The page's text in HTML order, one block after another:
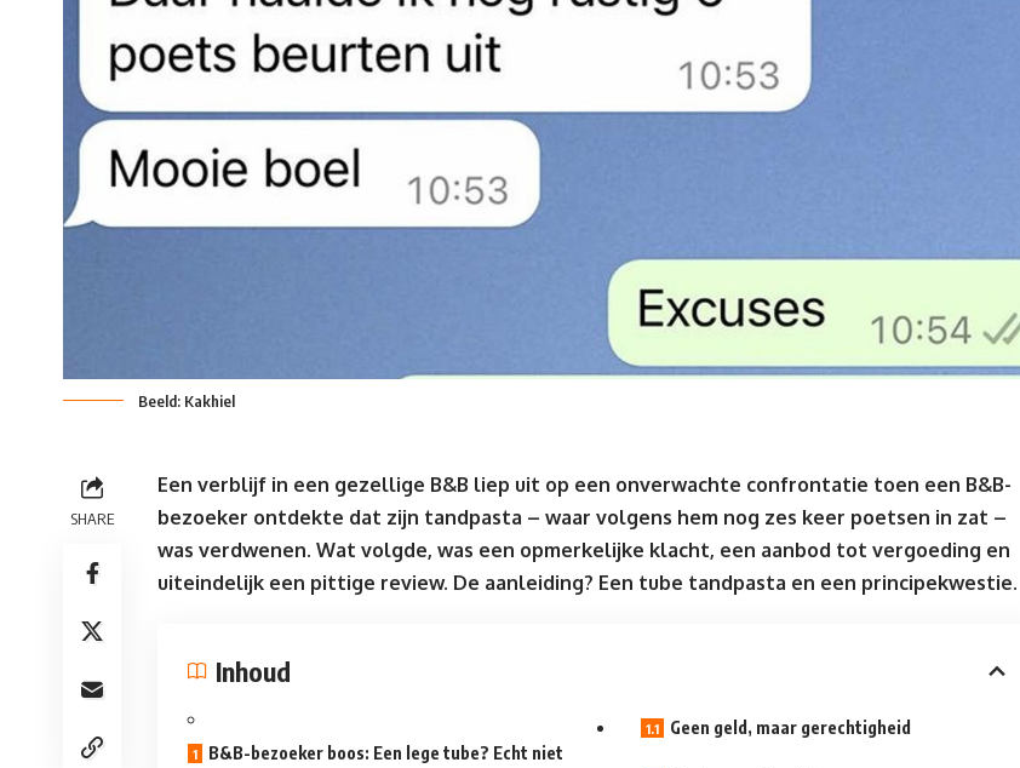
Beeld: Kakhiel
SHARE
Een verblijf in een gezellige B&B liep uit op een onverwachte confrontatie toen een B&B-
bezoeker ontdekte dat zijn tandpasta – waar volgens hem nog zes keer poetsen in zat –
was verdwenen. Wat volgde, was een opmerkelijke klacht, een aanbod tot vergoeding en
uiteindelijk een pittige review. De aanleiding? Een tube tandpasta en een principekwestie.
Inhoud
B&B-bezoeker boos: Een lege tube? Echt niet
Geen geld, maar gerechtigheid